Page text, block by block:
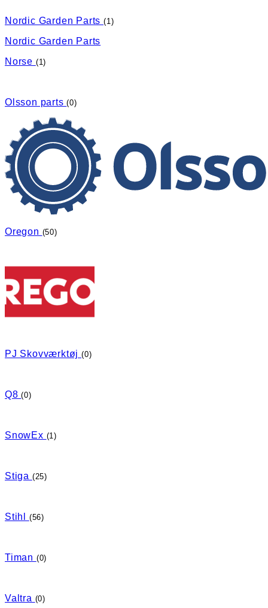
Nordic Garden Parts (1)
Nordic Garden Parts
Norse (1)
Olsson parts(0)
Oregon (50)
PJ Skovværktøj (0)
Q8(0)
SnowEx (1)
Stiga (25)
Stihl (56)
Timan (0)
Valtra (0)